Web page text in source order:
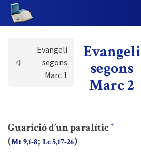
Evangeli
segons
Marc 1
Evangeli
segons
Marc 2
Guarició d’un paralític *
(Mt 9,1-8; Lc 5,17-26)